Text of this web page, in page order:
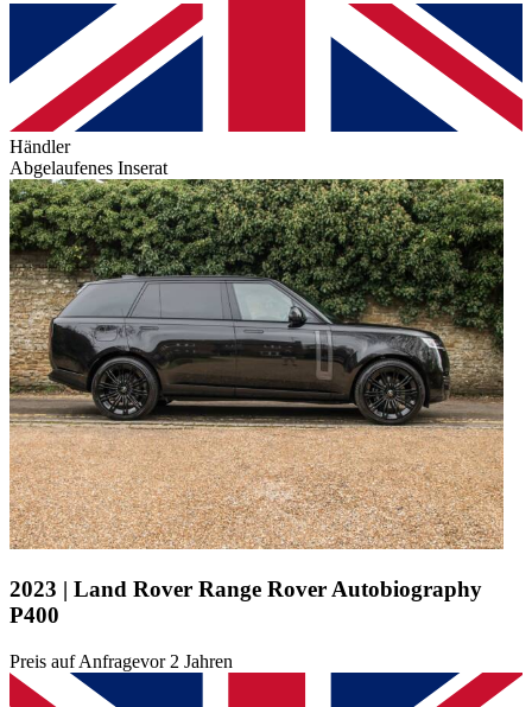
Händler
Abgelaufenes Inserat
2023 | Land Rover Range Rover Autobiography
P400
Preis auf Anfragevor 2 Jahren